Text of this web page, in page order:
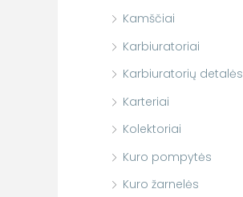
Kamščiai
Karbiuratoriai
Karbiuratorių detalės
Karteriai
Kolektoriai
Kuro pompytės
Kuro žarnelės